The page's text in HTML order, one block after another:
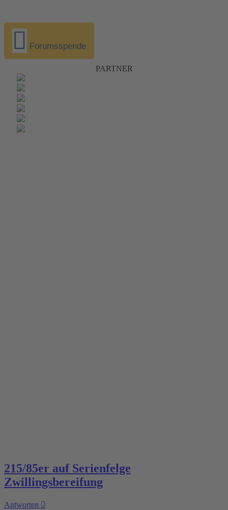
Forumsspende
PARTNER
215/85er auf Serienfelge
Zwillingsbereifung
Antworten